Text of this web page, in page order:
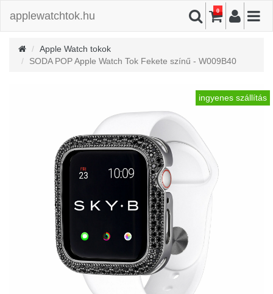
applewatchtok.hu 0
Apple Watch tokok
SODA POP Apple Watch Tok Fekete színű - W009B40
ingyenes szállítás